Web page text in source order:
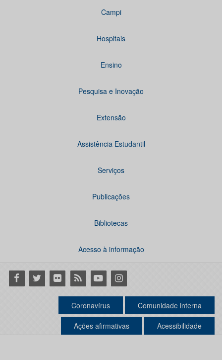
Campi
Hospitais
Ensino
Pesquisa e Inovação
Extensão
Assistência Estudantil
Serviços
Publicações
Bibliotecas
Acesso à informação
Facebook
Twitter Flickr RSS YoutubeInstagram
Coronavírus Comunidade interna
Ações afirmativas Acessibilidade